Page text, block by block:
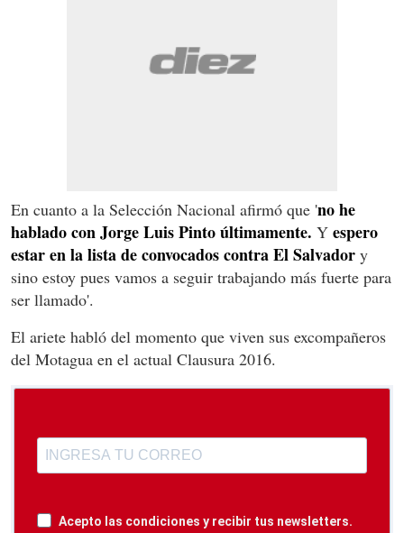
En cuanto a la Selección Nacional afirmó que 'no he
hablado con Jorge Luis Pinto últimamente. Y espero
estar en la lista de convocados contra El Salvador y
sino estoy pues vamos a seguir trabajando más fuerte para
ser llamado'.
El ariete habló del momento que viven sus excompañeros
del Motagua en el actual Clausura 2016.
Acepto las condiciones y recibir tus newsletters.